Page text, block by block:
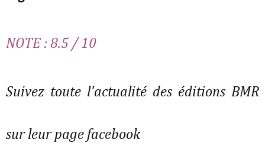
NOTE : 8.5 / 10
Suivez toute l'actualité des éditions BMR
sur leur page facebook